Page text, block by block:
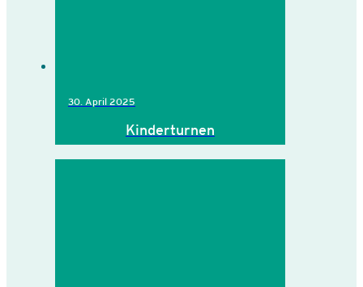
30. April 2025
Kinderturnen